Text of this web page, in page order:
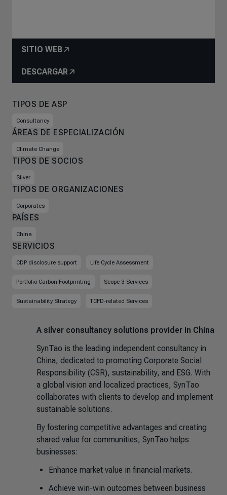
SITIO WEB
DESCARGAR
TIPOS DE ASP
Consultancy
ÁREAS DE ESPECIALIZACIÓN
Climate Change
TIPOS DE SOCIOS
Silver
TIPOS DE ORGANIZACIONES
Corporates
PAÍSES
China
SERVICIOS
CDP disclosure support Life Cycle Assessment
Portfolio Carbon Footprinting Scope 3 Services
Sustainability Strategy TCFD-related Services
A silver consultancy solutions provider in China
SynTao is the leading independent consultancy in
China, dedicated to promoting Corporate Social
Responsibility (CSR), sustainability, and ESG. With
a global vision and localized practices, SynTao
collaborates with clients to develop and implement
sustainable solutions.
By fostering competitive advantages and creating
shared value for communities, SynTao helps
businesses:
Enhance market value in financial markets.
Achieve win-win outcomes between business